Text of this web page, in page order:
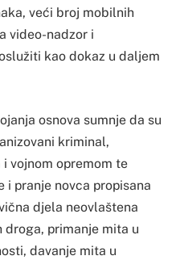
veći broj mobilnih
video-nadzor i
kao dokaz u daljem
osnova sumnje da su
kriminal,
vojnom opremom te
i pranje novca propisana
djela neovlaštena
droga, primanje mita u
davanje mita u